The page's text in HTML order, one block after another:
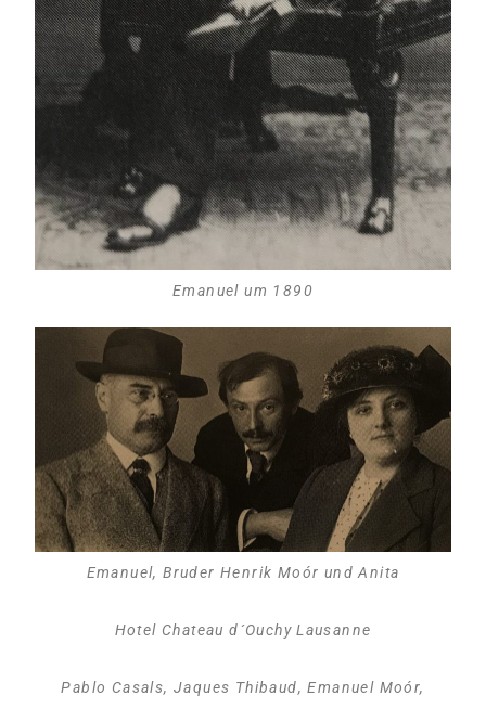
Emanuel um 1890
Emanuel, Bruder Henrik Moór und Anita
Hotel Chateau d´Ouchy Lausanne
Pablo Casals, Jaques Thibaud, Emanuel Moór,